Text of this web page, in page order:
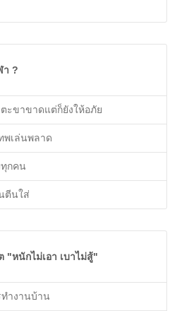
า ?
ะขาขาดแต่ก็ยังให้อภัย
พเล่นพลาด
กคน
ตีนใส่
"หนักไม่เอา เบาไม่สู้"
ำงานบ้าน